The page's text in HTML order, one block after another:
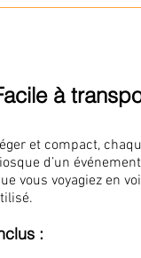
à
et compact,
d’un
vous voyagiez en
: